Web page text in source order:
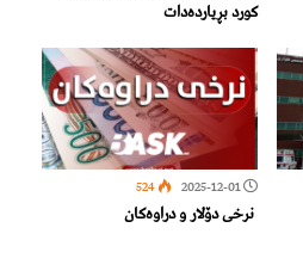
کورد بڕیاردەدات
2025-12-01
524
نرخی دۆلار و دراوەکان